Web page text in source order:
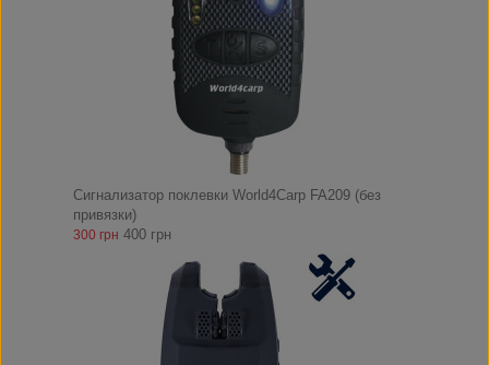
Сигнализатор поклевки World4Carp FA209 (без
привязки)
300 грн 400 грн